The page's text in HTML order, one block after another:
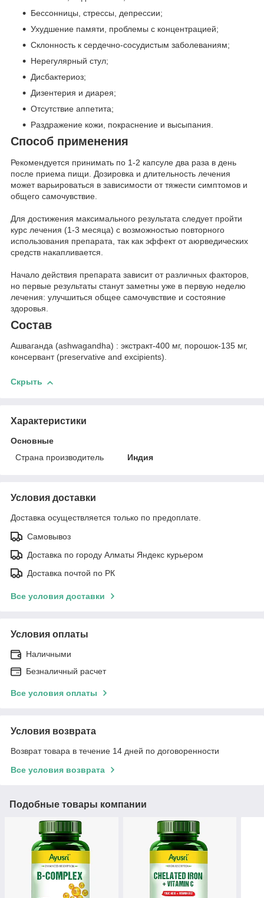
Бессонницы, стрессы, депрессии;
Ухудшение памяти, проблемы с концентрацией;
Склонность к сердечно-сосудистым заболеваниям;
Нерегулярный стул;
Дисбактериоз;
Дизентерия и диарея;
Отсутствие аппетита;
Раздражение кожи, покраснение и высыпания.
Способ применения
Рекомендуется принимать по 1-2 капсуле два раза в день
после приема пищи. Дозировка и длительность лечения
может варьироваться в зависимости от тяжести симптомов и
общего самочувствие.
Для достижения максимального результата следует пройти
курс лечения (1-3 месяца) с возможностью повторного
использования препарата, так как эффект от аюрведических
средств накапливается.
Начало действия препарата зависит от различных факторов,
но первые результаты станут заметны уже в первую неделю
лечения: улучшиться общее самочувствие и состояние
здоровья.
Состав
Ашваганда (ashwagandha) : экстракт-400 мг, порошок-135 мг,
консервант (preservative and excipients).
Скрыть
Характеристики
Основные
Страна производитель
Индия
Условия доставки
Доставка осуществляется только по предоплате.
Самовывоз
Доставка по городу Алматы Яндекс курьером
Доставка почтой по РК
Все условия доставки
Условия оплаты
Наличными
Безналичный расчет
Все условия оплаты
Условия возврата
Возврат товара в течение 14 дней по договоренности
Все условия возврата
Подобные товары компании